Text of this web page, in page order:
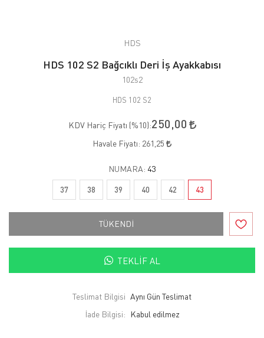
HDS
HDS 102 S2 Bağcıklı Deri İş Ayakkabısı
102s2
HDS 102 S2
KDV Hariç Fiyatı (%10):250,00
Havale Fiyatı: 261,25
NUMARA: 43
37 38 39 40 42 43
TÜKENDİ
TEKLIF AL
Teslimat Bilgisi Aynı Gün Teslimat
İade Bilgisi: